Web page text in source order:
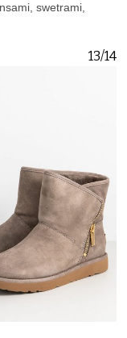
swetrami,
13/14